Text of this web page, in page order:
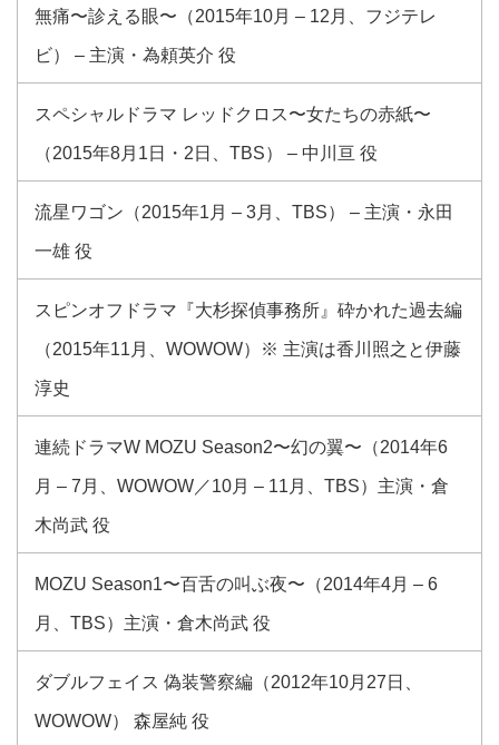
無痛〜診える眼〜（2015年10月 – 12月、フジテレ
ビ） – 主演・為頼英介 役
スペシャルドラマ レッドクロス〜女たちの赤紙〜
（2015年8月1日・2日、TBS） – 中川亘 役
流星ワゴン（2015年1月 – 3月、TBS） – 主演・永田
一雄 役
スピンオフドラマ『大杉探偵事務所』砕かれた過去編
（2015年11月、WOWOW）※ 主演は香川照之と伊藤
淳史
連続ドラマW MOZU Season2〜幻の翼〜（2014年6
月 – 7月、WOWOW／10月 – 11月、TBS）主演・倉
木尚武 役
MOZU Season1〜百舌の叫ぶ夜〜（2014年4月 – 6
月、TBS）主演・倉木尚武 役
ダブルフェイス 偽装警察編（2012年10月27日、
WOWOW） 森屋純 役